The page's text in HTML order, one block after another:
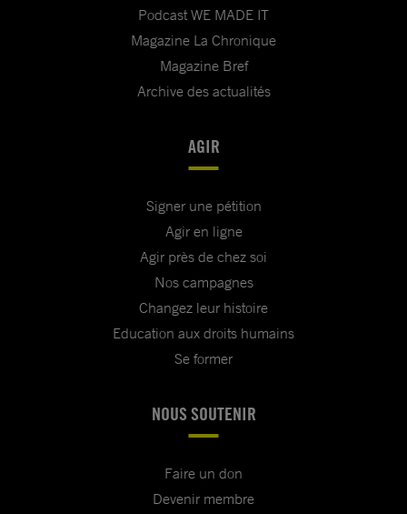
Podcast WE MADE IT
Magazine La Chronique
Magazine Bref
Archive des actualités
AGIR
Signer une pétition
Agir en ligne
Agir près de chez soi
Nos campagnes
Changez leur histoire
Education aux droits humains
Se former
NOUS SOUTENIR
Faire un don
Devenir membre